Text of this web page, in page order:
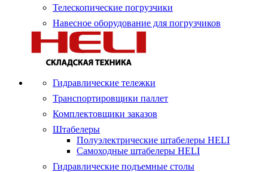
Телескопические погрузчики
Навесное оборудование для погрузчиков
Гидравлические тележки
Транспортировщики паллет
Комплектовщики заказов
Штабелеры
Полуэлектрические штабелеры HELI
Самоходные штабелеры HELI
Гидравлические подъемные столы